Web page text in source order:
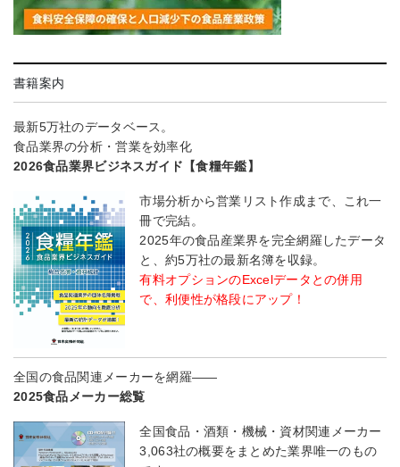
書籍案内
最新5万社のデータベース。
食品業界の分析・営業を効率化
2026食品業界ビジネスガイド【食糧年鑑】
市場分析から営業リスト作成まで、これ一
冊で完結。
2025年の食品産業界を完全網羅したデータ
と、約5万社の最新名簿を収録。
有料オプションのExcelデータとの併用
で、利便性が格段にアップ！
全国の食品関連メーカーを網羅――
2025食品メーカー総覧
全国食品・酒類・機械・資材関連メーカー
3,063社の概要をまとめた業界唯一のもの